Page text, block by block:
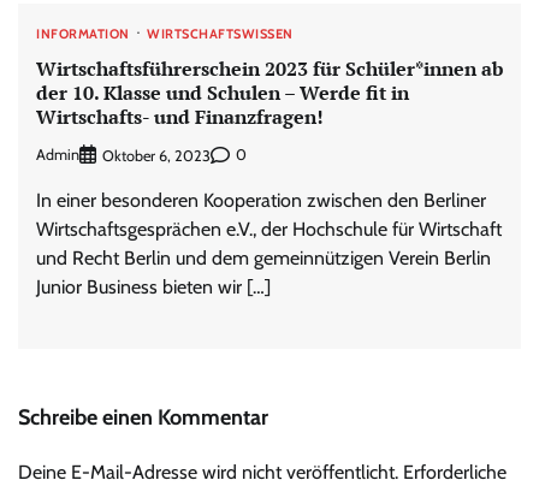
INFORMATION WIRTSCHAFTSWISSEN
Wirtschaftsführerschein 2023 für Schüler*innen ab
der 10. Klasse und Schulen – Werde fit in
Wirtschafts- und Finanzfragen!
Admin Oktober 6, 2023 0
In einer besonderen Kooperation zwischen den Berliner
Wirtschaftsgesprächen e.V., der Hochschule für Wirtschaft
und Recht Berlin und dem gemeinnützigen Verein Berlin
Junior Business bieten wir […]
Schreibe einen Kommentar
Deine E-Mail-Adresse wird nicht veröffentlicht. Erforderliche